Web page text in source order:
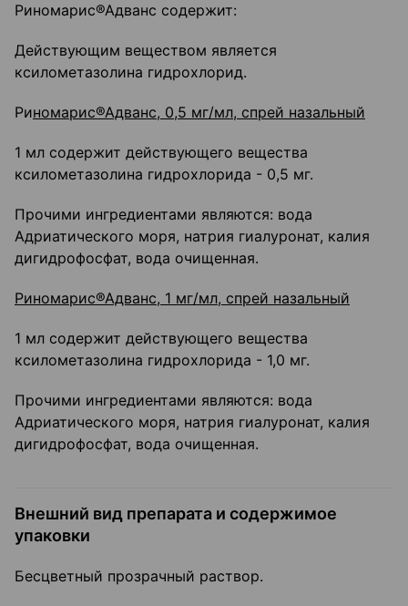
Риномарис®Адванс содержит:
Действующим веществом является
ксилометазолина гидрохлорид.
Риномарис®Адванс, 0,5 мг/мл, спрей назальный
1 мл содержит действующего вещества
ксилометазолина гидрохлорида - 0,5 мг.
Прочими ингредиентами являются: вода
Адриатического моря, натрия гиалуронат, калия
дигидрофосфат, вода очищенная.
Риномарис®Адванс, 1 мг/мл, спрей назальный
1 мл содержит действующего вещества
ксилометазолина гидрохлорида - 1,0 мг.
Прочими ингредиентами являются: вода
Адриатического моря, натрия гиалуронат, калия
дигидрофосфат, вода очищенная.
Внешний вид препарата и содержимое
упаковки
Бесцветный прозрачный раствор.